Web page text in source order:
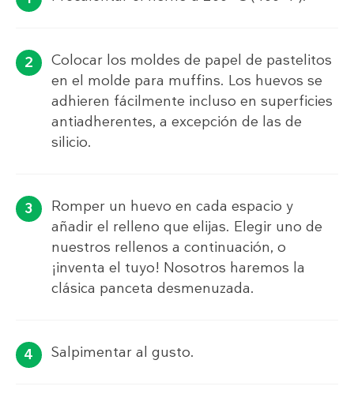
Colocar los moldes de papel de pastelitos
en el molde para muffins. Los huevos se
adhieren fácilmente incluso en superficies
antiadherentes, a excepción de las de
silicio.
Romper un huevo en cada espacio y
añadir el relleno que elijas. Elegir uno de
nuestros rellenos a continuación, o
¡inventa el tuyo! Nosotros haremos la
clásica panceta desmenuzada.
Salpimentar al gusto.